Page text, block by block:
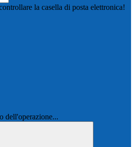
la casella di posta elettronica!
dell'operazione...